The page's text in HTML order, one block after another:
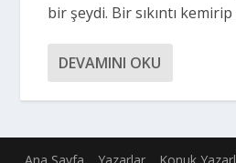
bir şeydi. Bir sıkıntı
DEVAMINI OKU